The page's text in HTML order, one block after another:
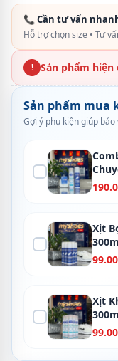
📞 Cần tư vấn
Hỗ trợ chọn size • Tư
! Sản phẩm hiện
Sản phẩm mua
Gợi ý phụ kiện giúp
Xịt
Xịt